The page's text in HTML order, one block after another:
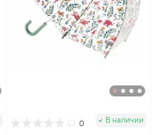
0 В наличии